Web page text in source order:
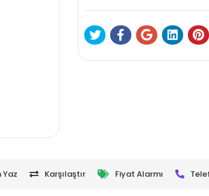
Yaz Karşılaştır Fiyat Alarmı